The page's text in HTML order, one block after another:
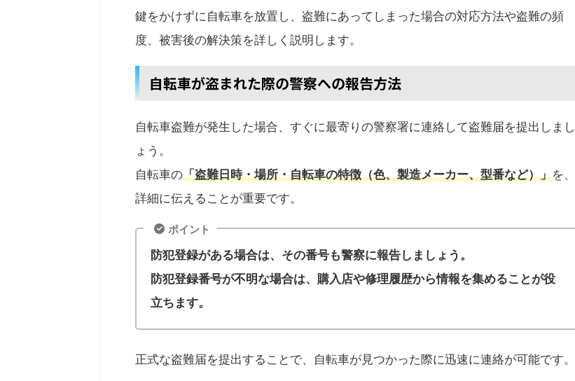
鍵をかけずに自転車を放置し、盗難にあってしまった場合の対応方法や盗難の頻
度、被害後の解決策を詳しく説明します。
自転車が盗まれた際の警察への報告方法
自転車盗難が発生した場合、すぐに最寄りの警察署に連絡して盗難届を提出しまし
ょう。
自転車の「盗難日時・場所・自転車の特徴（色、製造メーカー、型番など）」を、
詳細に伝えることが重要です。
ポイント
防犯登録がある場合は、その番号も警察に報告しましょう。
防犯登録番号が不明な場合は、購入店や修理履歴から情報を集めることが役
立ちます。
正式な盗難届を提出することで、自転車が見つかった際に迅速に連絡が可能です。